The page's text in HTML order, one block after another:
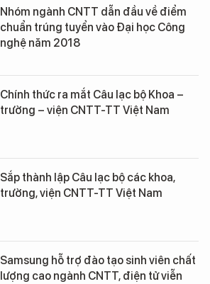
Nhóm ngành CNTT dẫn đầu về điểm
chuẩn trúng tuyển vào Đại học Công
nghệ năm 2018
Chính thức ra mắt Câu lạc bộ Khoa –
trường – viện CNTT-TT Việt Nam
Sắp thành lập Câu lạc bộ các khoa,
trường, viện CNTT-TT Việt Nam
Samsung hỗ trợ đào tạo sinh viên chất
lượng cao ngành CNTT, điện tử viễn